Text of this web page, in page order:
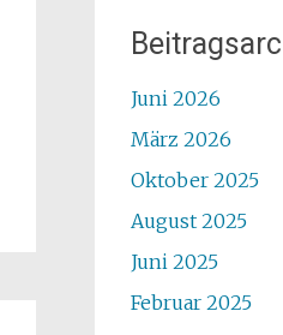
Juni 2026
März 2026
Oktober 2025
August 2025
Juni 2025
Februar 2025